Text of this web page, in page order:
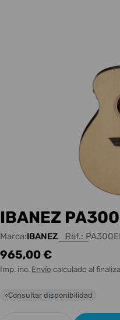
medios 0 en modal
IBANEZ
Marca:IBANEZ Ref.:
Precio
habitual
965,00 €
Imp. inc. Envío calculado al
○Consultar disponibilidad